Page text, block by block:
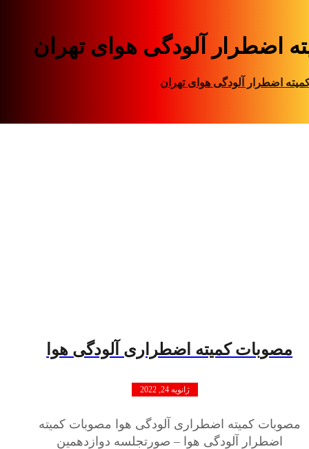
اضطرار آلودگی هوای تهران
اضطرار آلودگی هوای تهران
مصوبات کمیته اضطراری آلودگی هوا
ژانویه 24, 2022
مصوبات کمیته اضطراری آلودگی هوا مصوبات کمیته
اضطرار آلودگی هوا – صورتجلسه دوازدهمين